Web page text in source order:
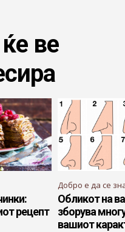
ве
рецепт
Добро е да се
Обликот на
зборува
вашиот